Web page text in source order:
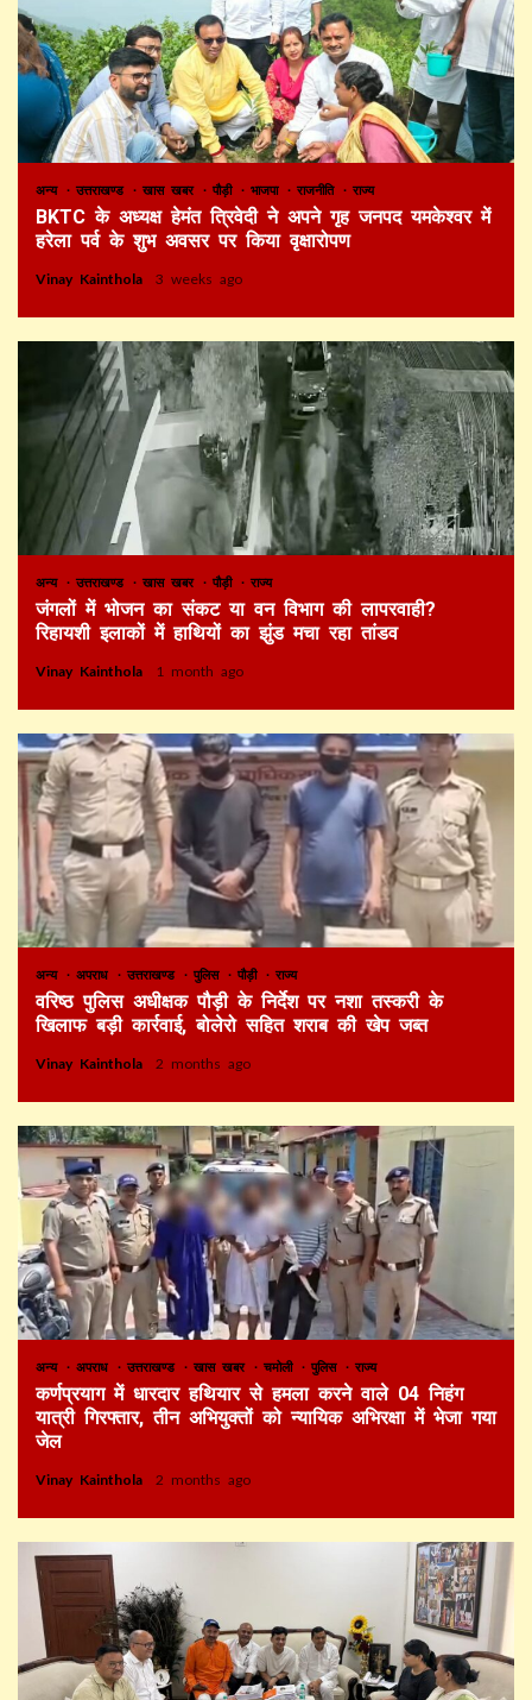
अन्य उत्तराखण्ड खास खबर पौड़ी भाजपा राजनीति राज्य
BKTC के अध्यक्ष हेमंत त्रिवेदी ने अपने गृह जनपद यमकेश्वर में
हरेला पर्व के शुभ अवसर पर किया वृक्षारोपण
Vinay Kainthola 3 weeks ago
अन्य उत्तराखण्ड खास खबर पौड़ी राज्य
जंगलों में भोजन का संकट या वन विभाग की लापरवाही?
रिहायशी इलाकों में हाथियों का झुंड मचा रहा तांडव
Vinay Kainthola 1 month ago
अन्य अपराध उत्तराखण्ड पुलिस पौड़ी राज्य
वरिष्ठ पुलिस अधीक्षक पौड़ी के निर्देश पर नशा तस्करी के
खिलाफ बड़ी कार्रवाई, बोलेरो सहित शराब की खेप जब्त
Vinay Kainthola 2 months ago
अन्य अपराध उत्तराखण्ड खास खबर चमोली पुलिस राज्य
कर्णप्रयाग में धारदार हथियार से हमला करने वाले 04 निहंग
यात्री गिरफ्तार, तीन अभियुक्तों को न्यायिक अभिरक्षा में भेजा गया
जेल
Vinay Kainthola 2 months ago